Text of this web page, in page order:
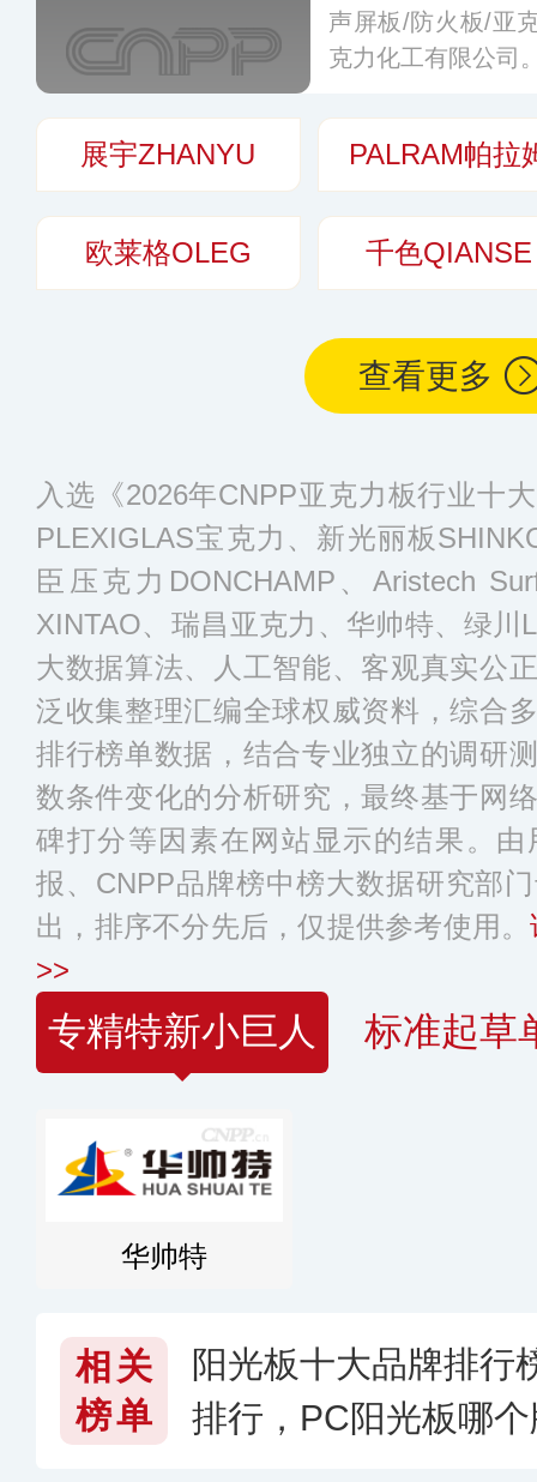
声屏板/防火板/亚
克力化工有限公司
展宇ZHANYU PALRAM帕拉
欧莱格OLEG 千色QIANSE
查看更多
入选《2026年CNPP亚克力板行业十
PLEXIGLAS宝克力、新光丽板
臣压克力DONCHAMP、Aristech
XINTAO、瑞昌亚克力、华帅特、绿川
大数据算法、人工智能、客观真实公
泛收集整理汇编全球权威资料，综合
排行榜单数据，结合专业独立的调研
数条件变化的分析研究，最终基于网
碑打分等因素在网站显示的结果。
报、CNPP品牌榜中榜大数据研究部
出，排序不分先后，仅提供参考使用。
>>
专精特新小巨人 标准起草
华帅特
相关
榜单
阳光板十大品牌排行
排行，PC阳光板哪